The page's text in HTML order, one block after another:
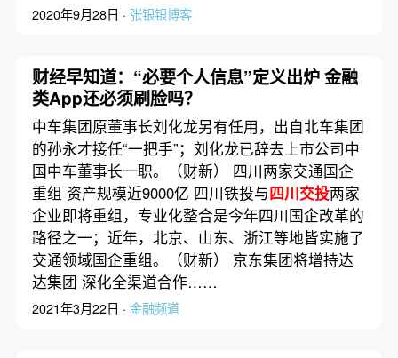
2020年9月28日 · 张银银博客
财经早知道：“必要个人信息”定义出炉 金融
类App还必须刷脸吗？
中车集团原董事长刘化龙另有任用，出自北车集团
的孙永才接任“一把手”；刘化龙已辞去上市公司中
国中车董事长一职。（财新） 四川两家交通国企
重组 资产规模近9000亿 四川铁投与四川交投两家
企业即将重组，专业化整合是今年四川国企改革的
路径之一；近年，北京、山东、浙江等地皆实施了
交通领域国企重组。（财新） 京东集团将增持达
达集团 深化全渠道合作……
2021年3月22日 · 金融频道